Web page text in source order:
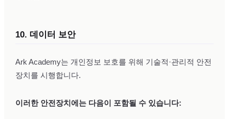
10. 데이터 보안
Ark Academy는 개인정보 보호를 위해 기술적·관리적 안전
장치를 시행합니다.
이러한 안전장치에는 다음이 포함될 수 있습니다: